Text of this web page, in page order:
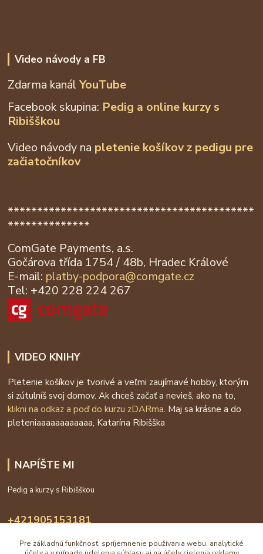
Video návody a FB
Zdarma kanálYouTube
Facebook skupina: Pedig a online kurzy s
Ribišškou
Video návody na pletenie košíkov z pedigu pre
začiatočníkov
******************************************
**************
ComGate Payments, a.s.
Gočárova třída 1754 / 48b, Hradec Králové
E-mail: platby-podpora@comgate.cz
Tel: +420 228 224 267
VIDEO KNIHY
Pletenie košíkov je tvorivé a veľmi zaujímavé hobby, ktorým
si zútulníš svoj domov. Ak chceš začať a nevieš, ako na to,
klikni na odkaz a poď do kurzu zDARma. Maj sa krásne a do
pleteniaaaaaaaaaaaa, Katarína Ribišška
NAPÍŠTE MI
Pedig a kurzy s Ribišškou
+421905153181
Pre základnú funkčnosť, spríjemnenie používania webu, analytické